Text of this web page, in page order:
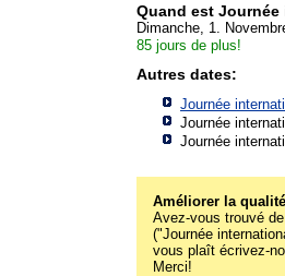
Quand est
Dimanche, 1.
85 jours de plus!
Autres dates:
Journée
Journée
Journée
Améliorer la qualité
Avez-vous trouvé
("Journée
vous plaît écrivez-
Merci!